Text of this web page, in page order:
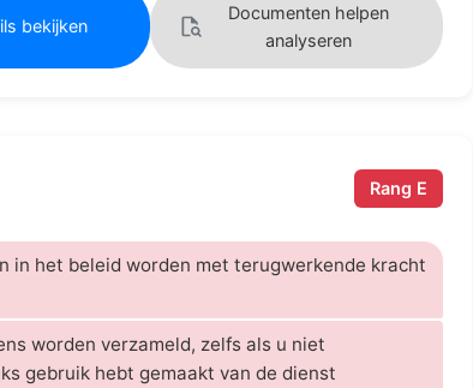
bekijken
Documenten helpen
analyseren
Rang E
in het beleid worden met terugwerkende kracht
worden verzameld, zelfs als u niet
gebruik hebt gemaakt van de dienst